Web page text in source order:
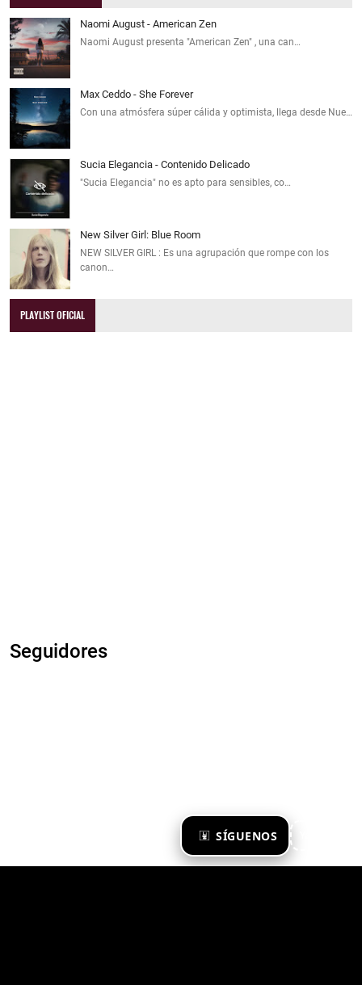
SÍGUENOS
Naomi August - American Zen
Naomi August presenta "American Zen" , una can…
Max Ceddo - She Forever
Con una atmósfera súper cálida y optimista, llega desde Nue…
Sucia Elegancia - Contenido Delicado
"Sucia Elegancia" no es apto para sensibles, co…
New Silver Girl: Blue Room
NEW SILVER GIRL : Es una agrupación que rompe con los
canon…
PLAYLIST OFICIAL
Seguidores